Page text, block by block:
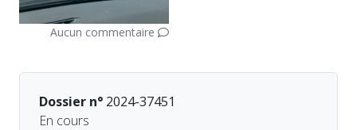
Aucun commentaire
Dossier n° 2024-37451
En cours